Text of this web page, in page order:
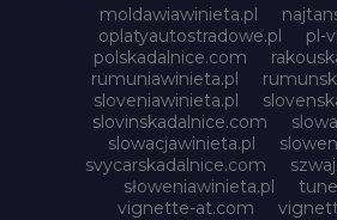
moldawiawinieta.pl
oplatyautostradowe.pl
pl-
polskadalnice.com
rumuniawinieta.pl
sloveniawinieta.pl
slovinskadalnice.com
slowacjawinieta.pl
svycarskadalnice.com
słoweniawinieta.pl
vignette-at.com